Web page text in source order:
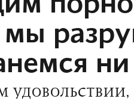
мы
ни
УДОВОЛЬСТВИИ,